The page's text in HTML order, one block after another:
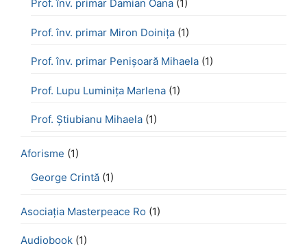
Prof. înv. primar Damian Oana (1)
Prof. înv. primar Miron Doinița (1)
Prof. înv. primar Penișoară Mihaela (1)
Prof. Lupu Luminița Marlena (1)
Prof. Știubianu Mihaela (1)
Aforisme (1)
George Crintă (1)
Asociația Masterpeace Ro (1)
Audiobook (1)